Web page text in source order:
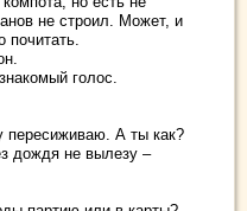
не строил. Может, и
почитать.
голос.
пересиживаю. А ты как?
дождя не вылезу –